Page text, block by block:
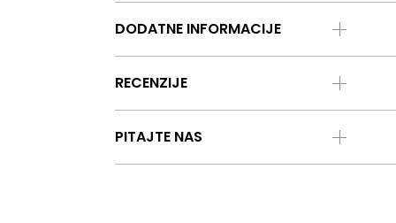
DODATNE INFORMACIJE
RECENZIJE
PITAJTE NAS